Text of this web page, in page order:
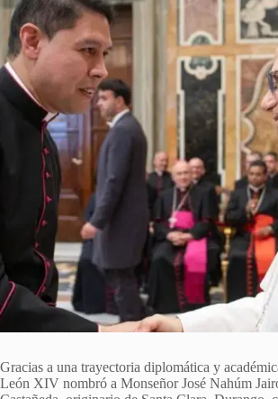
Gracias a una trayectoria diplomática y
León XIV nombró a Monseñor José Nahúm